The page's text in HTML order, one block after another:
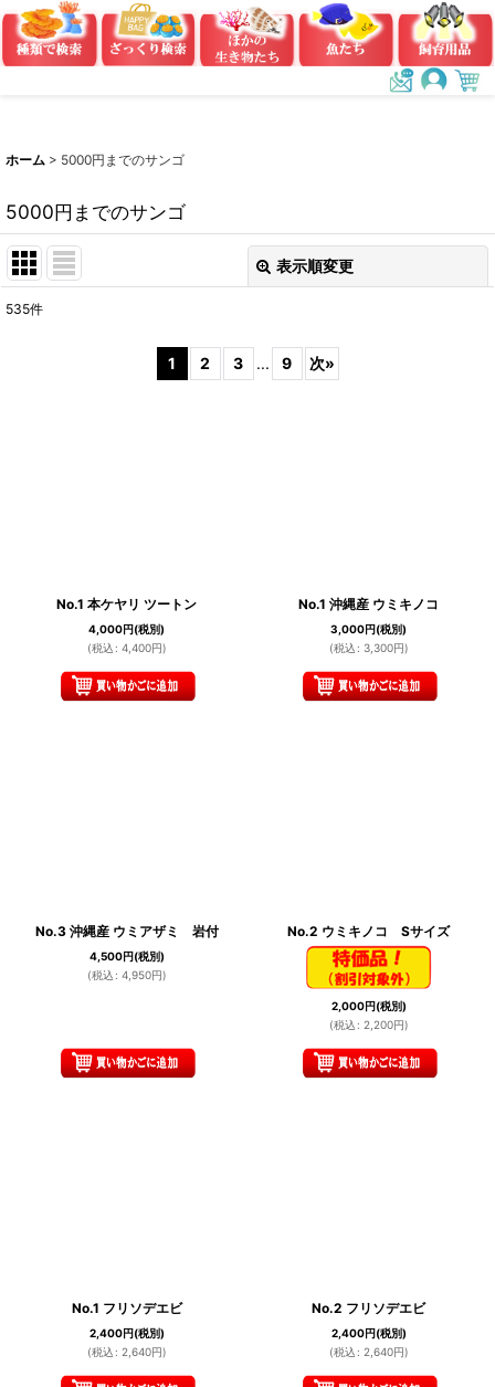
ホーム > 5000円までのサンゴ
5000円までのサンゴ
表示順変更
535件
1 2 3 ... 9 次»
No.1 本ケヤリ ツートン
4,000円(税別)
(税込 : 4,400円)
No.1 沖縄産 ウミキノコ
3,000円(税別)
(税込 : 3,300円)
No.3 沖縄産 ウミアザミ 岩付
4,500円(税別)
(税込 : 4,950円)
No.2 ウミキノコ Sサイズ
2,000円(税別)
(税込 : 2,200円)
No.1 フリソデエビ
2,400円(税別)
(税込 : 2,640円)
No.2 フリソデエビ
2,400円(税別)
(税込 : 2,640円)